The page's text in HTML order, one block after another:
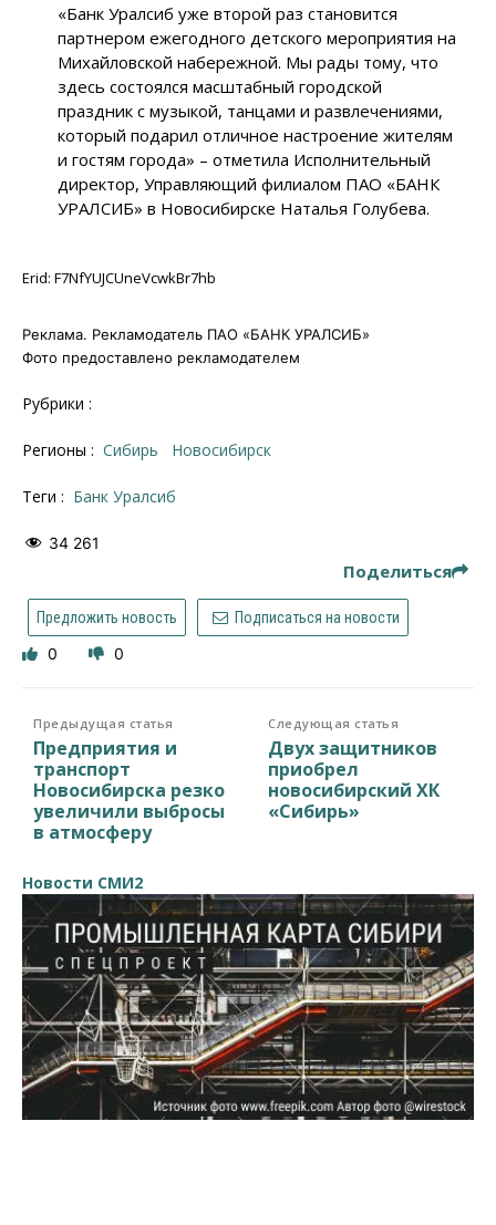
«Банк Уралсиб уже второй раз становится
партнером ежегодного детского мероприятия на
Михайловской набережной. Мы рады тому, что
здесь состоялся масштабный городской
праздник с музыкой, танцами и развлечениями,
который подарил отличное настроение жителям
и гостям города» – отметила Исполнительный
директор, Управляющий филиалом ПАО «БАНК
УРАЛСИБ» в Новосибирске Наталья Голубева.
Erid: F7NfYUJCUneVcwkBr7hb
Реклама. Рекламодатель ПАО «БАНК УРАЛСИБ»
Фото предоставлено рекламодателем
Рубрики :
Регионы : Сибирь Новосибирск
Теги : Банк Уралсиб
34 261
Поделиться
Предложить новость Подписаться на новости
0 0
Предыдущая статья
Предприятия и
транспорт
Новосибирска резко
увеличили выбросы
в атмосферу
Следующая статья
Двух защитников
приобрел
новосибирский ХК
«Сибирь»
Новости СМИ2